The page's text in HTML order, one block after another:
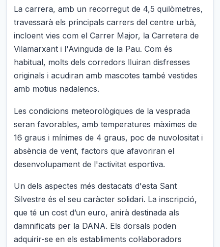
La carrera, amb un recorregut de 4,5 quilòmetres,
travessarà els principals carrers del centre urbà,
incloent vies com el Carrer Major, la Carretera de
Vilamarxant i l'Avinguda de la Pau. Com és
habitual, molts dels corredors lluiran disfresses
originals i acudiran amb mascotes també vestides
amb motius nadalencs.
Les condicions meteorològiques de la vesprada
seran favorables, amb temperatures màximes de
16 graus i mínimes de 4 graus, poc de nuvolositat i
absència de vent, factors que afavoriran el
desenvolupament de l'activitat esportiva.
Un dels aspectes més destacats d'esta Sant
Silvestre és el seu caràcter solidari. La inscripció,
que té un cost d’un euro, anirà destinada als
damnificats per la DANA. Els dorsals poden
adquirir-se en els establiments col·laboradors